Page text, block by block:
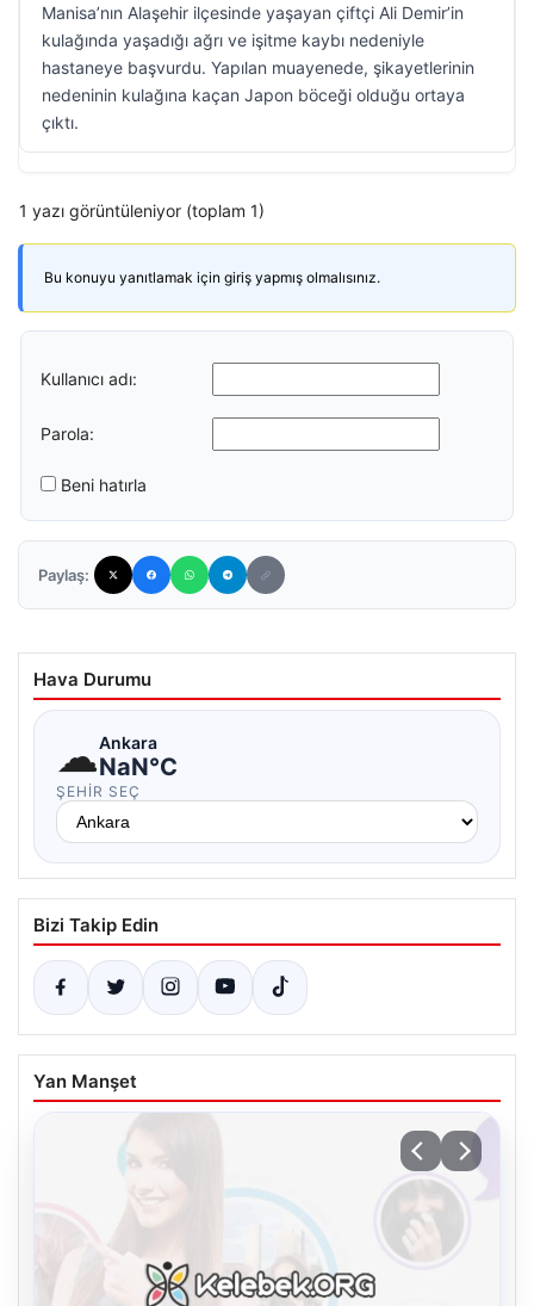
Manisa’nın Alaşehir ilçesinde yaşayan çiftçi Ali Demir’in
kulağında yaşadığı ağrı ve işitme kaybı nedeniyle
hastaneye başvurdu. Yapılan muayenede, şikayetlerinin
nedeninin kulağına kaçan Japon böceği olduğu ortaya
çıktı.
1 yazı görüntüleniyor (toplam 1)
Bu konuyu yanıtlamak için giriş yapmış olmalısınız.
Kullanıcı adı:
Parola:
Beni hatırla
Paylaş:
Hava Durumu
☁Ankara
NaN°C
ŞEHIR SEÇ
Bizi Takip Edin
Yan Manşet